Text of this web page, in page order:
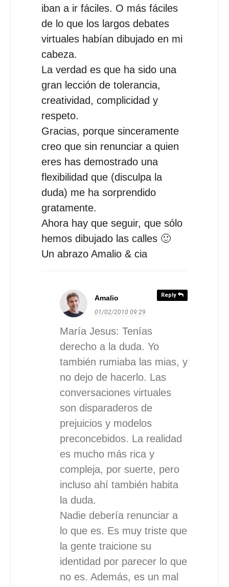
iban a ir fáciles. O más fáciles
de lo que los largos debates
virtuales habían dibujado en mi
cabeza.
La verdad es que ha sido una
gran lección de tolerancia,
creatividad, complicidad y
respeto.
Gracias, porque sinceramente
creo que sin renunciar a quien
eres has demostrado una
flexibilidad que (disculpa la
duda) me ha sorprendido
gratamente.
Ahora hay que seguir, que sólo
hemos dibujado las calles 🙂
Un abrazo Amalio & cia
Reply
Amalio
01/02/2010 09:29
María Jesus: Tenías
derecho a la duda. Yo
también rumiaba las mias, y
no dejo de hacerlo. Las
conversaciones virtuales
son disparaderos de
prejuicios y modelos
preconcebidos. La realidad
es mucho más rica y
compleja, por suerte, pero
incluso ahí también habita
la duda.
Nadie debería renunciar a
lo que es. Es muy triste que
la gente traicione su
identidad por parecer lo que
no es. Además, es un mal